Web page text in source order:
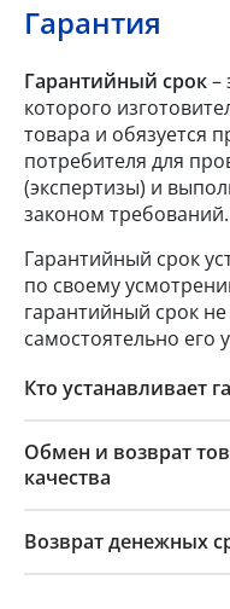
Гарантия
Гарантийный срок–
которого
товара и обязуется
потребителя для
(экспертизы) и
законом требований.
Гарантийный срок
по своему
гарантийный срок
самостоятельно его
Кто устанавливает
Обмен и возврат
качества
Возврат денежных